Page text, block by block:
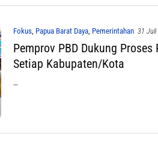
Fokus, Papua Barat Daya, Pemerintahan 31 Juli
Pemprov PBD Dukung
Setiap Kabupaten/Kota
…